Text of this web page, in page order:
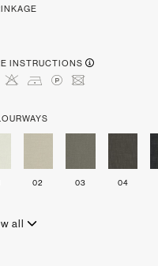
INSTRUCTIONS
02 03 04
all